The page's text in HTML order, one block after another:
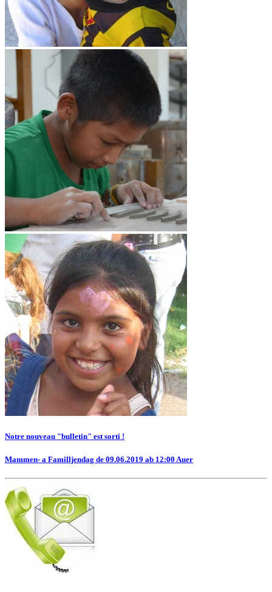
Notre nouveau "bulletin" est sorti !
Mammen- a Familljendag de 09.06.2019 ab 12:00 Auer